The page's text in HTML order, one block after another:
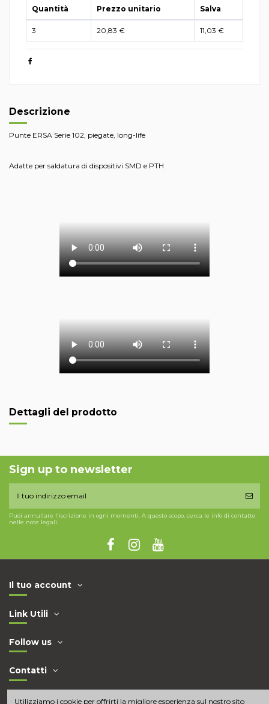
Quantità Prezzo unitario Salva
3 20,83 € 11,03 €
Descrizione
Punte ERSA Serie 102, piegate, long-life
Adatte per saldatura di dispositivi SMD e PTH
Dettagli del prodotto
Sign up to newsletter
Puoi annullare l'iscrizione in ogni momenti. A questo scopo, cerca le info di contatto
nelle note legali.
Il tuo account
Link Utili
Follow us
Contatti
Utilizziamo i cookie per offrirti la migliore esperienza sul nostro sito